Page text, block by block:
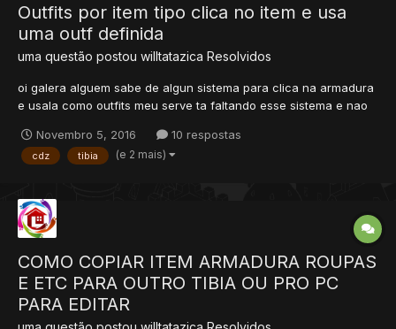
Outfits por item tipo clica no item e usa
uma outf definida
uma questão postou willtatazica Resolvidos
oi galera alguem sabe de algun sistema para clica na armadura
e usala como outfits meu serve ta faltando esse sistema e nao
zodiacos ai quando clica na armadura nao aparece-se no char
ele fica com roupa normal...
Novembro 5, 2016 10 respostas
cdz tibia (e 2 mais)
COMO COPIAR ITEM ARMADURA ROUPAS
E ETC PARA OUTRO TIBIA OU PRO PC
PARA EDITAR